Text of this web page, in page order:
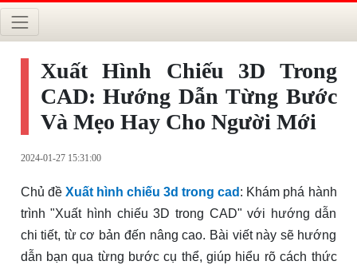
Xuất Hình Chiếu 3D Trong
CAD: Hướng Dẫn Từng Bước
Và Mẹo Hay Cho Người Mới
2024-01-27 15:31:00
Chủ đề Xuất hình chiếu 3d trong cad : Khám phá hành
trình "Xuất hình chiếu 3D trong CAD" với hướng dẫn
chi tiết, từ cơ bản đến nâng cao. Bài viết này sẽ hướng
dẫn bạn qua từng bước cụ thể, giúp hiểu rõ cách thức